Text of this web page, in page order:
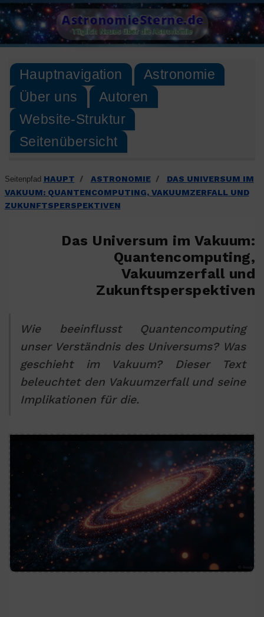
Skip
to
content
AstronomieSterne.de
Täglich Neues über die Astronomie
Hauptnavigation
Astronomie
Über uns
Autoren
Website-Struktur
Seitenübersicht
Seitenpfad HAUPT / ASTRONOMIE /
DAS UNIVERSUM IM
VAKUUM: QUANTENCOMPUTING, VAKUUMZERFALL UND
ZUKUNFTSPERSPEKTIVEN
Das Universum im Vakuum:
Quantencomputing,
Vakuumzerfall und
Zukunftsperspektiven
Wie beeinflusst Quantencomputing
unser Verständnis des Universums? Was
geschieht im Vakuum? Dieser Text
beleuchtet den Vakuumzerfall und seine
Implikationen für die.